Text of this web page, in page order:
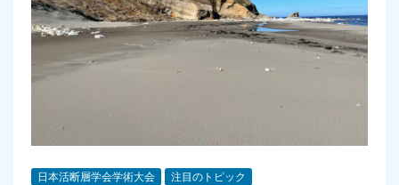
日本活断層学会学術大会 注目のトピック